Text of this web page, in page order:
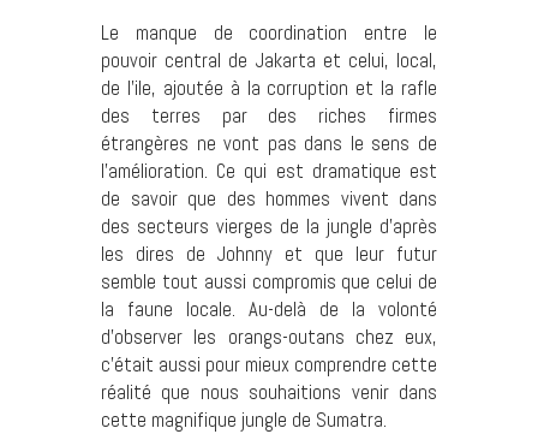
Le manque de coordination entre le
pouvoir central de Jakarta et celui, local,
de l’ile, ajoutée à la corruption et la rafle
des terres par des riches firmes
étrangères ne vont pas dans le sens de
l’amélioration. Ce qui est dramatique est
de savoir que des hommes vivent dans
des secteurs vierges de la jungle d’après
les dires de Johnny et que leur futur
semble tout aussi compromis que celui de
la faune locale. Au-delà de la volonté
d’observer les orangs-outans chez eux,
c’était aussi pour mieux comprendre cette
réalité que nous souhaitions venir dans
cette magnifique jungle de Sumatra.